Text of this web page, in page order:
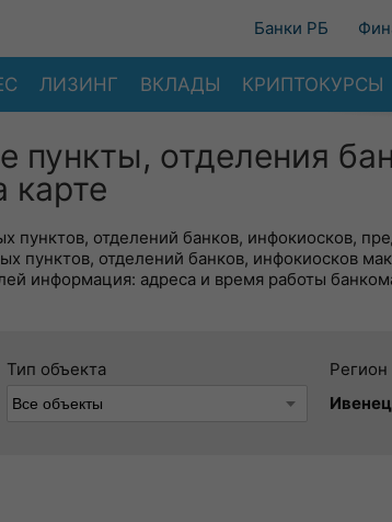
Банки РБ
ЛИЗИНГ ВКЛАДЫ КРИПТОКУРСЫ
отделения
карте
пунктов, отделений банков, инфокиосков,
пунктов, отделений банков, инфокиосков
информация: адреса и время работы
Тип объекта
Регион
Ивенец